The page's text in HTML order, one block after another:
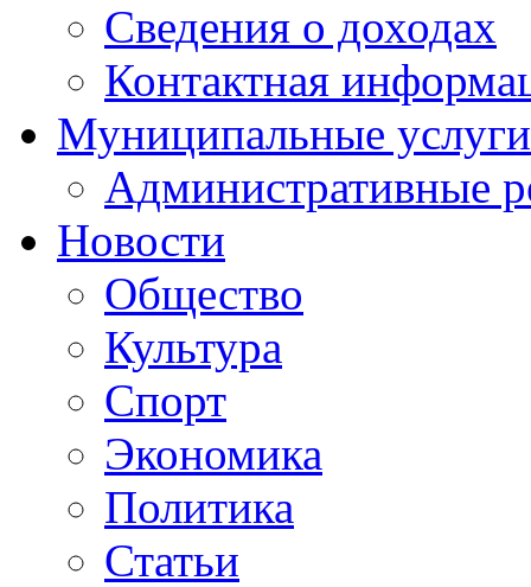
Сведения о доходах
Контактная
Муниципальные услуги
Административные
Новости
Общество
Культура
Спорт
Экономика
Политика
Статьи